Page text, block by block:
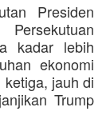
Presiden
kadar lebih
ekonomi
jauh di
Trump